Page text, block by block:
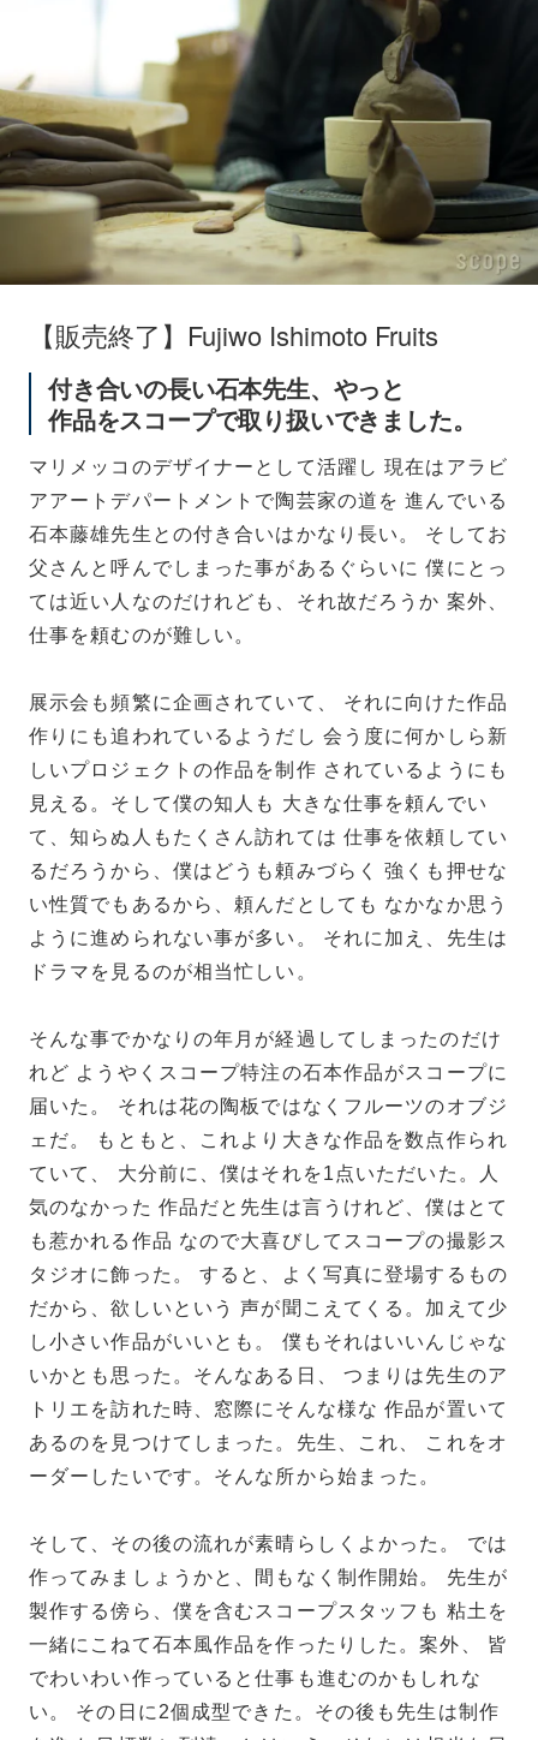
【販売終了】Fujiwo Ishimoto Fruits
付き合いの長い石本先生、やっと
作品をスコープで取り扱いできました。
マリメッコのデザイナーとして活躍し 現在はアラビ
アアートデパートメントで陶芸家の道を 進んでいる
石本藤雄先生との付き合いはかなり長い。 そしてお
父さんと呼んでしまった事があるぐらいに 僕にとっ
ては近い人なのだけれども、それ故だろうか 案外、
仕事を頼むのが難しい。
展示会も頻繁に企画されていて、 それに向けた作品
作りにも追われているようだし 会う度に何かしら新
しいプロジェクトの作品を制作 されているようにも
見える。そして僕の知人も 大きな仕事を頼んでい
て、知らぬ人もたくさん訪れては 仕事を依頼してい
るだろうから、僕はどうも頼みづらく 強くも押せな
い性質でもあるから、頼んだとしても なかなか思う
ように進められない事が多い。 それに加え、先生は
ドラマを見るのが相当忙しい。
そんな事でかなりの年月が経過してしまったのだけ
れど ようやくスコープ特注の石本作品がスコープに
届いた。 それは花の陶板ではなくフルーツのオブジ
ェだ。 もともと、これより大きな作品を数点作られ
ていて、 大分前に、僕はそれを1点いただいた。人
気のなかった 作品だと先生は言うけれど、僕はとて
も惹かれる作品 なので大喜びしてスコープの撮影ス
タジオに飾った。 すると、よく写真に登場するもの
だから、欲しいという 声が聞こえてくる。加えて少
し小さい作品がいいとも。 僕もそれはいいんじゃな
いかとも思った。そんなある日、 つまりは先生のア
トリエを訪れた時、窓際にそんな様な 作品が置いて
あるのを見つけてしまった。先生、これ、 これをオ
ーダーしたいです。そんな所から始まった。
そして、その後の流れが素晴らしくよかった。 では
作ってみましょうかと、間もなく制作開始。 先生が
製作する傍ら、僕を含むスコープスタッフも 粘土を
一緒にこねて石本風作品を作ったりした。案外、 皆
でわいわい作っていると仕事も進むのかもしれな
い。 その日に2個成型できた。その後も先生は制作